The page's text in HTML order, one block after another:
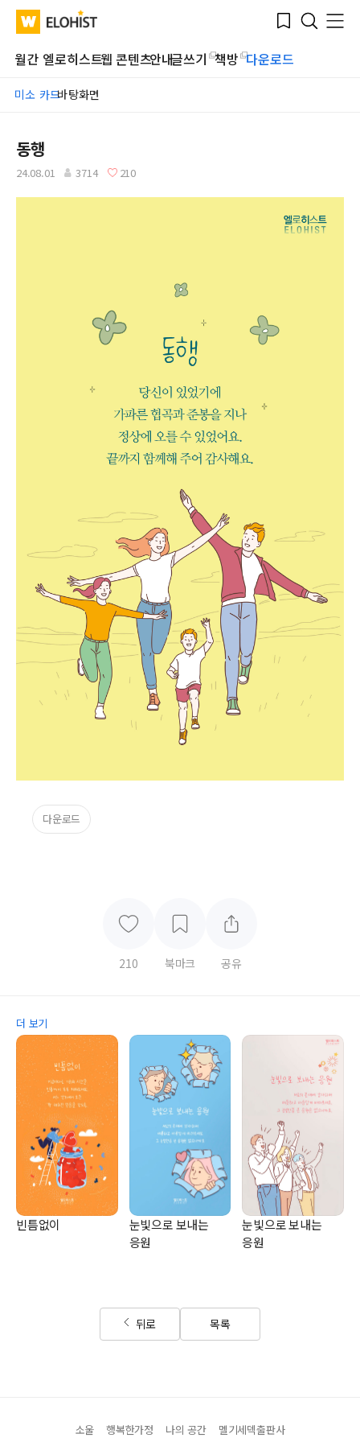
WATV Elohist-
Home
Bookmark
Search
Menu
월간 엘로히스트웹 콘텐츠안내글쓰기 책방 다운로드
미소 카드바탕화면
Submit
동행
24.08.01 3714 210
다운로드
210 북마크 공유
더 보기
빈틈없이
눈빛으로 보내는
응원
눈빛으로 보내는
응원
뒤로 목록
소울 행복한가정 나의 공간 멜기세덱출판사